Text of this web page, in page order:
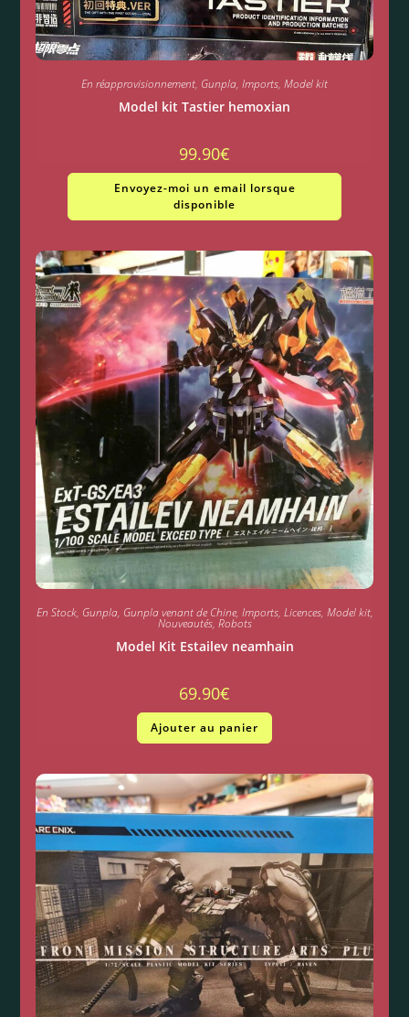
En réapprovisionnement, Gunpla, Imports, Model kit
Model kit Tastier hemoxian
99.90€
Envoyez-moi un email lorsque
disponible
En Stock, Gunpla, Gunpla venant de Chine, Imports, Licences, Model kit,
Nouveautés, Robots
Model Kit Estailev neamhain
69.90€
Ajouter au panier